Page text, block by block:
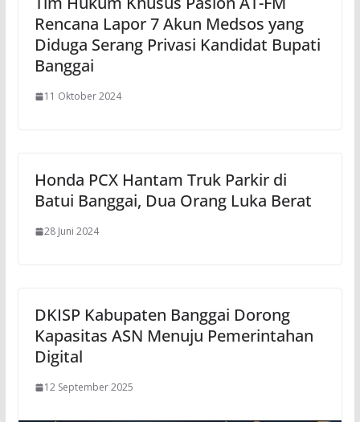
Rencana Lapor 7 Akun Medsos yang
Diduga Serang Privasi Kandidat Bupati
Banggai
11 Oktober 2024
Honda PCX Hantam Truk Parkir di
Batui Banggai, Dua Orang Luka Berat
28 Juni 2024
DKISP Kabupaten Banggai Dorong
Kapasitas ASN Menuju Pemerintahan
Digital
12 September 2025